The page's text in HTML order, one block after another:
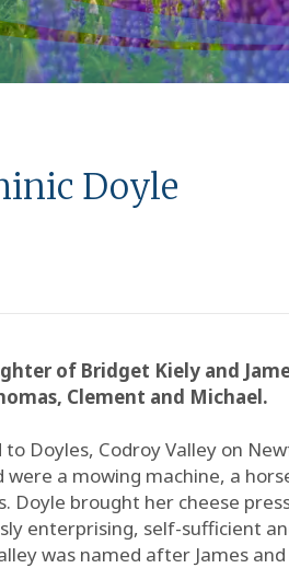
Doyle
of Bridget Kiely and
Clement and Michael.
Doyles, Codroy Valley on
a mowing machine, a
Doyle brought her cheese
enterprising, self-sufficient
was named after James